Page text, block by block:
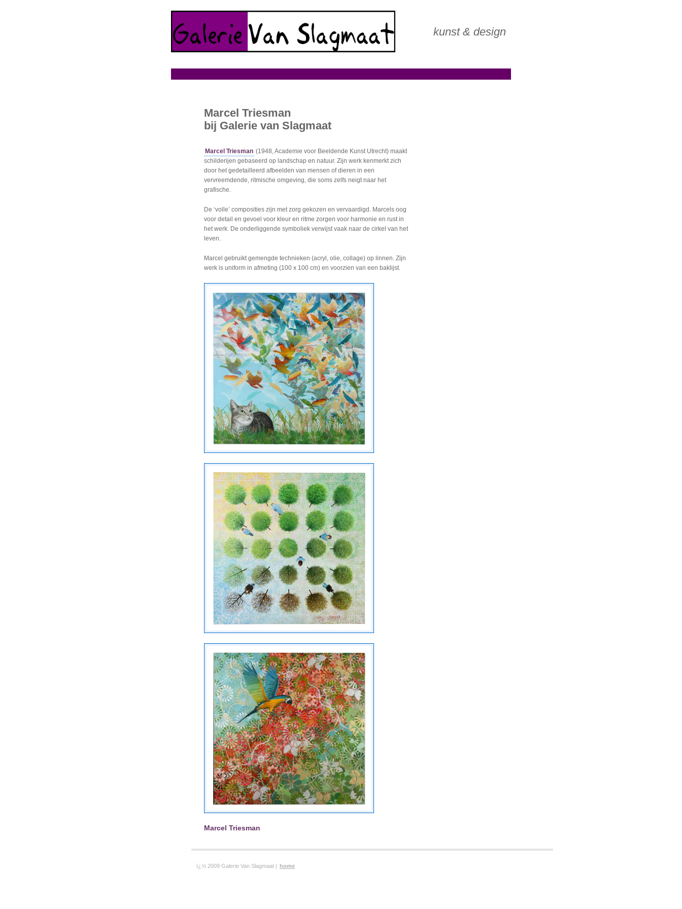
kunst & design
Marcel Triesman
bij Galerie van Slagmaat
Marcel Triesman (1948, Academie voor Beeldende Kunst Utrecht) maakt
schilderijen gebaseerd op landschap en natuur. Zijn werk kenmerkt zich
door het gedetailleerd afbeelden van mensen of dieren in een
vervreemdende, ritmische omgeving, die soms zelfs neigt naar het
grafische.
De ‘volle’ composities zijn met zorg gekozen en vervaardigd. Marcels oog
voor detail en gevoel voor kleur en ritme zorgen voor harmonie en rust in
het werk. De onderliggende symboliek verwijst vaak naar de cirkel van het
leven.
Marcel gebruikt gemengde technieken (acryl, olie, collage) op linnen. Zijn
werk is uniform in afmeting (100 x 100 cm) en voorzien van een baklijst.
Marcel Triesman
ï¿½ 2009 Galerie Van Slagmaat | home